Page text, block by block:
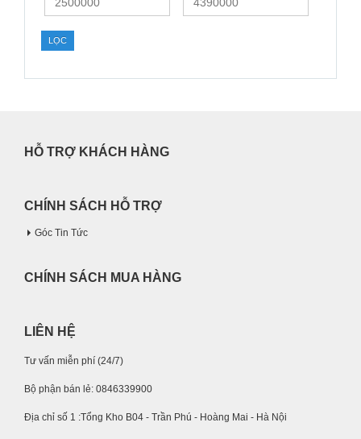
nhất
LỌC
HỖ TRỢ KHÁCH HÀNG
CHÍNH SÁCH HỖ TRỢ
Góc Tin Tức
CHÍNH SÁCH MUA HÀNG
LIÊN HỆ
Tư vấn miễn phí (24/7)
Bộ phận bán lẻ: 0846339900
Địa chỉ số 1 :Tổng Kho B04 - Trần Phú - Hoàng Mai - Hà Nội